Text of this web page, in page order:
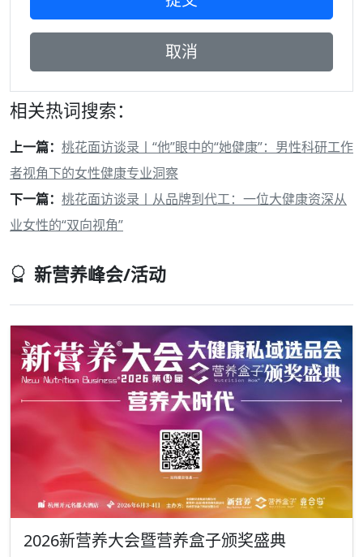
相关热词搜索：
上一篇： 桃花面访谈录丨“他”眼中的“她健康”：男性科研工作
者视角下的女性健康专业洞察
下一篇： 桃花面访谈录丨从品牌到代工：一位大健康资深从
业女性的“双向视角”
新营养峰会/活动
2026新营养大会暨营养盒子颁奖盛典